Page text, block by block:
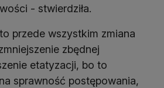
- stwierdziła.
przede wszystkim zmiana
zbędnej
etatyzacji, bo to
sprawność postępowania,